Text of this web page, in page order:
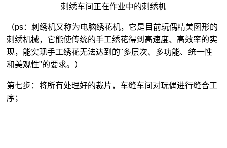
刺绣车间正在作业中的刺绣机
（ps：刺绣机又称为电脑绣花机，它是目前玩偶精美图形的
刺绣机械，它能使传统的手工绣花得到高速度、高效率的实
现，能实现手工绣花无法达到的"多层次、多功能、统一性
和美观性"的要求。）
第七步：将所有处理好的裁片，车缝车间对玩偶进行缝合工
序；